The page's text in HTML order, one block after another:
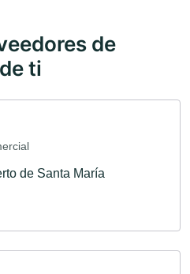
de
ti
de Santa María